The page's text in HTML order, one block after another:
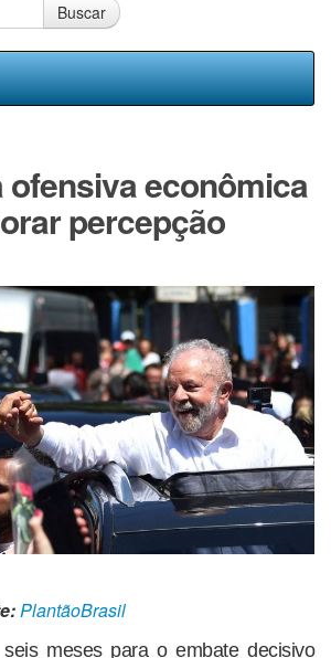
Buscar
ofensiva econômica
percepção
PlantãoBrasil
meses para o embate decisivo